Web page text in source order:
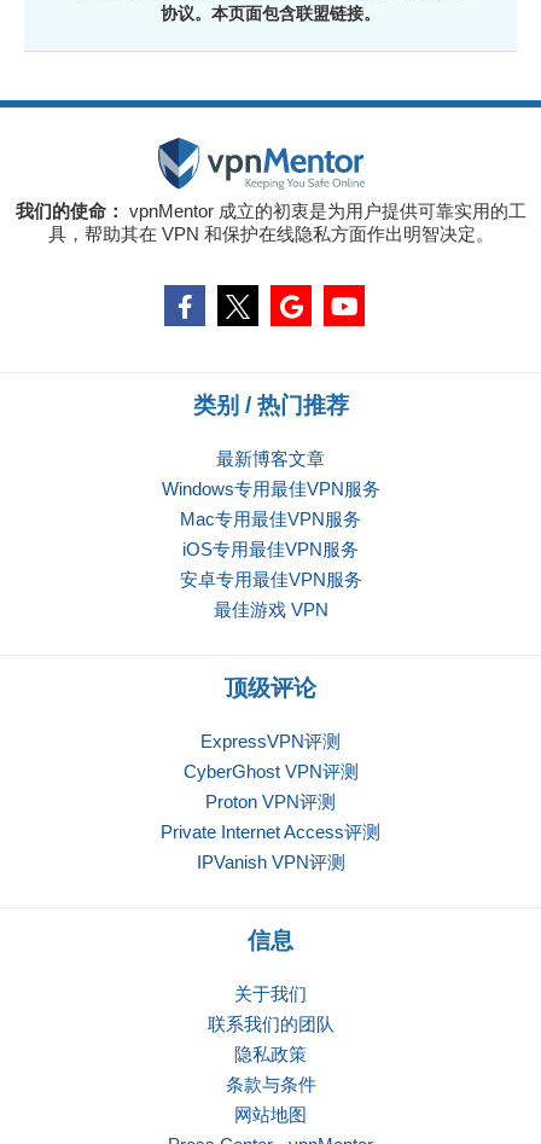
协议。本页面包含联盟链接。
我们的使命： vpnMentor 成立的初衷是为用户提供可靠实用的工
具，帮助其在 VPN 和保护在线隐私方面作出明智决定。
类别 / 热门推荐
最新博客文章
Windows专用最佳VPN服务
Mac专用最佳VPN服务
iOS专用最佳VPN服务
安卓专用最佳VPN服务
最佳游戏 VPN
顶级评论
ExpressVPN评测
CyberGhost VPN评测
Proton VPN评测
Private Internet Access评测
IPVanish VPN评测
信息
关于我们
联系我们的团队
隐私政策
条款与条件
网站地图